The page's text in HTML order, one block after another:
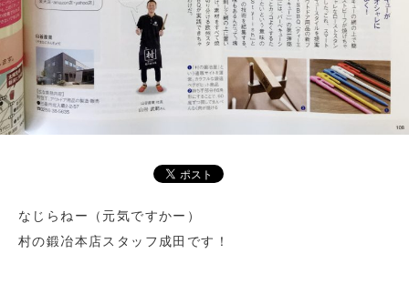
なじらねー（元気ですかー）
村の鍛冶本店スタッフ成田です！